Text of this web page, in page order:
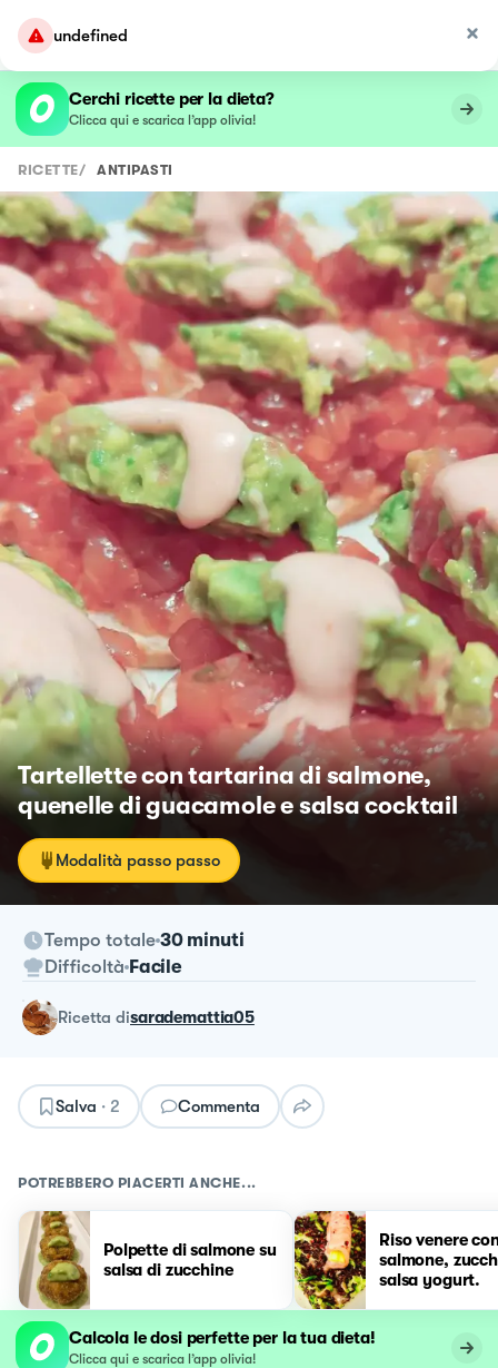
undefined
Cerchi ricette per la dieta?
Clicca qui e scarica l’app olivia!
RICETTE/ ANTIPASTI
Tartellette con tartarina di salmone,
quenelle di guacamole e salsa cocktail
Modalità passo passo
Tempo totale 30 minuti
Difficoltà Facile
ricetta disarademattia05
Salva · 2 Commenta
POTREBBERO PIACERTI ANCHE...
Polpette di salmone su
salsa di zucchine
Riso venere
salmone,
salsa yogurt.
Calcola le dosi perfette per la tua dieta!
Clicca qui e scarica l’app olivia!